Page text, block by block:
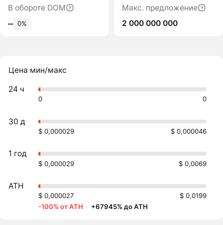
В обороте DOM
‒ 0%
Макс. предложение
2 000 000 000
Цена мин/макс
24 ч
0 0
30 д
$ 0,000029 $ 0,000046
1 год
$ 0,000029 $ 0,0069
ATH
$ 0,000027
$ 0,0199
-100% от ATH · +67945% до ATH